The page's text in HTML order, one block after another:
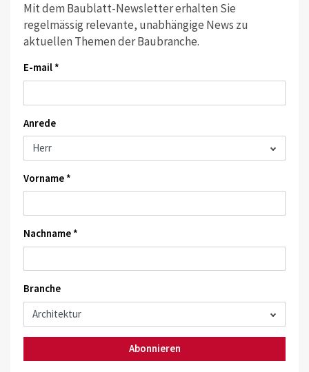
Mit dem Baublatt-Newsletter erhalten Sie
regelmässig relevante, unabhängige News zu
aktuellen Themen der Baubranche.
E-mail *
Anrede
Vorname *
Nachname *
Branche
Abonnieren